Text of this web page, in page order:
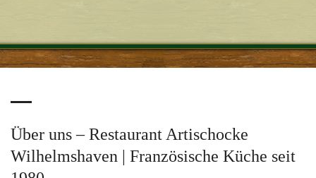
Über uns – Restaurant Artischocke
Wilhelmshaven | Französische Küche seit